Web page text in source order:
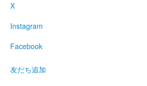
宮城学院女子大学とのコラボレーション企
白石城 御城印
X
Instagram
Facebook
友だち追加